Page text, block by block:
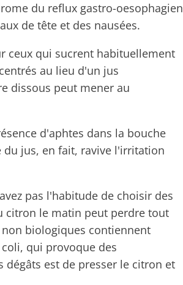
du reflux gastro-oesophagien
de tête et des nausées.
ceux qui sucrent habituellement
au lieu d'un jus
dissous peut mener au
d'aphtes dans la bouche
du jus, en fait, ravive l'irritation
pas l'habitude de choisir des
citron le matin peut perdre tout
biologiques contiennent
qui provoque des
est de presser le citron et